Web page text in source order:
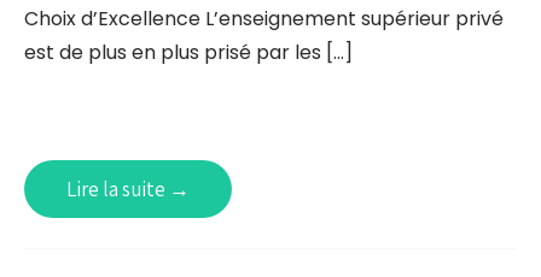
Choix d’Excellence L’enseignement supérieur privé
est de plus en plus prisé par les […]
Lire la suite →